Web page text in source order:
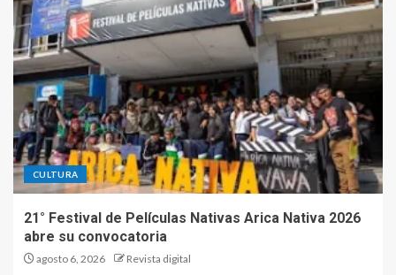
CULTURA
21° Festival de Películas Nativas Arica Nativa 2026
abre su convocatoria
agosto 6, 2026 Revista digital